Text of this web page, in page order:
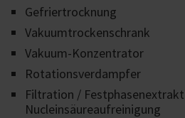
Gefriertrocknung
Vakuumtrockenschrank
Vakuum-Konzentrator
Rotationsverdampfer
Filtration /
Nucleinsäureaufreinigung